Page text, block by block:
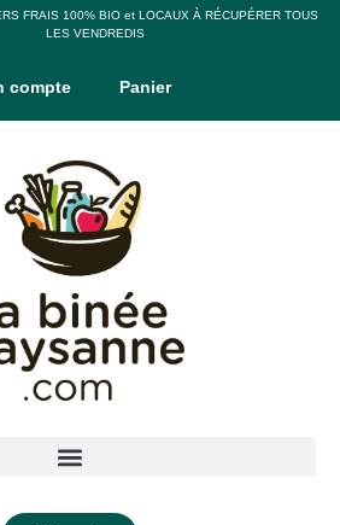
FRAIS 100% BIO et LOCAUX À RÉCUPÉRER TOUS
LES VENDREDIS
compte Panier